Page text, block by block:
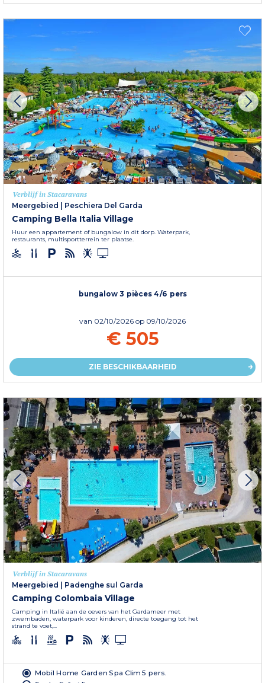
Verblijf in Stacaravans
Meergebied
Peschiera Del Garda
Camping Bella Italia Village
Huur een appartement of bungalow in dit dorp. Waterpark,
restaurants, multisportterrein ter plaatse.
bungalow 3 pièces 4/6 pers
van 02/10/2026 op 09/10/2026
€ 505
ZIE BESCHIKBAARHEID
Verblijf in Stacaravans
Meergebied | Padenghe sul Garda
Camping Colombaia Village
Camping in Italië aan de oevers van het Gardameer met
zwembaden, waterpark voor kinderen, directe toegang tot het
strand te voet,...
Mobil Home Garden Spa Clim 5 pers.